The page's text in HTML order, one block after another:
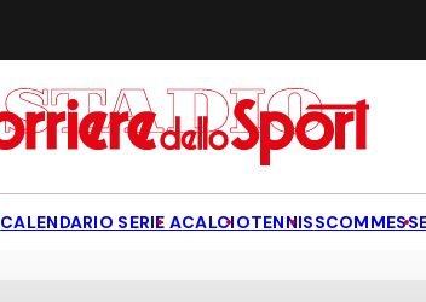
CALENDARIO SERIE ACALCIOTENNIS